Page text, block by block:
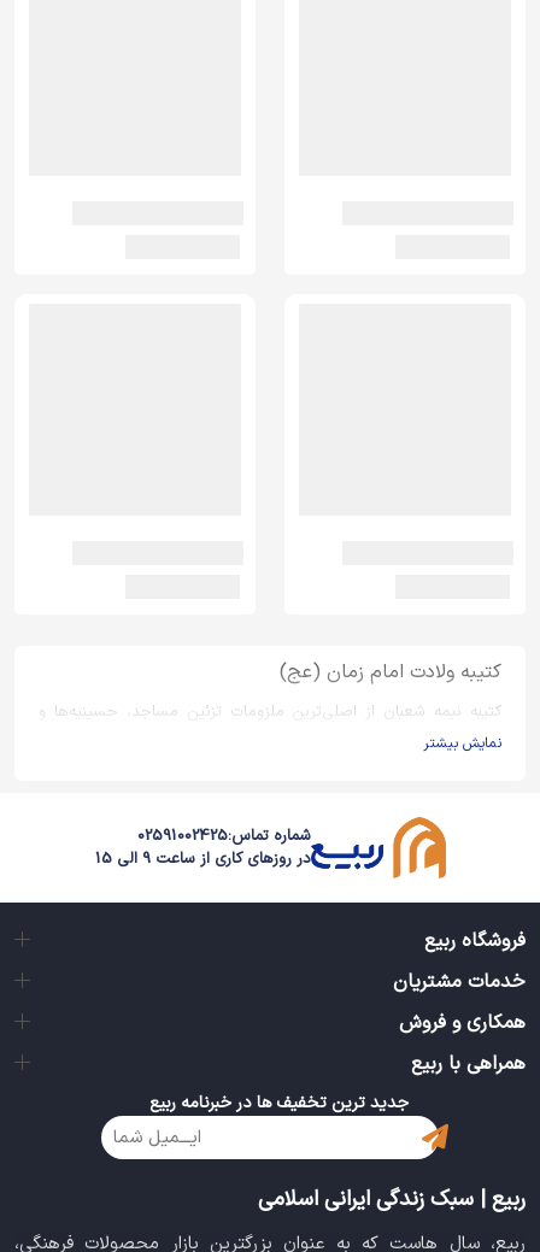
کتیبه ولادت امام زمان (عج)
کتیبه نیمه شعبان از اصلی‌ترین ملزومات تزئین مساجد، حسینیه‌ها و
حتی منازل در ایام جشن‌های ولادت امام زمان (عج) در نیمه ماه شعبان
صاحب الزمان (عج) ایجاد می‌کنند.
کتیبه امام زمان (عج)
انواع مختلفی از این محصولات وجود دارد؛ از جمله کتیبه امام زمان
(عج) که با مضامین مرتبط با انتظار و ظهور طراحی می‌شود و جلوه‌ای
رنگ‌های شادتر و طراحی‌های مخصوص جشن نیمه شعبان عرضه
می‌گردد و برای نصب در مساجد و هیئت‌ها کاربرد گسترده‌ای دارد.
پرچم نیمه شعبان
در کنار بیرق ها، استفاده از پرچم امام زمان (عج) و پرچم نیمه شعبان نیز
رواج دارد که با طرح‌ها و ابعاد گوناگون تولید می‌شوند و می‌توانند
به‌صورت ترکیبی با کتیبه‌ها فضای معنوی مراسم را کامل‌تر کنند. همچنین
علاقه‌مندان به محصولات خاص می‌توانند از کتیبه مخمل امام زمان
(عج) در سایزهای مختلف استفاده کنند که علاوه بر زیبایی، دوام بیشتری
دارد و گزینه‌ای ارزشمند برای استفاده طولانی‌مدت به شمار می‌رود.
نمایش بیشتر
شماره تماس:02591002425
در روزهای کاری از ساعت 9 الی 15
فروشگاه ربیع
خدمات مشتریان
همکاری و فروش
همراهی با ربیع
جدید ترین تخفیف ها در خبرنامه ربیع
ربیع | سبک زندگی ایرانی اسلامی
ربیع، سال هاست که به عنوان بزرگترین بازار محصولات فرهنگی،